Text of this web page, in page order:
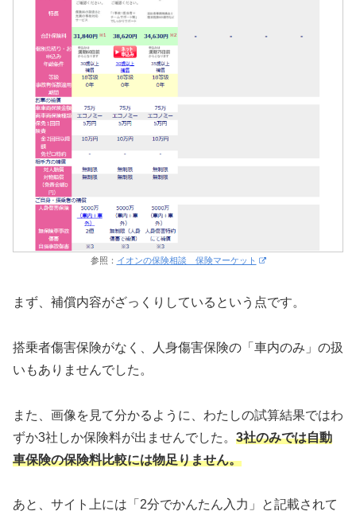
参照： イオンの保険相談 保険マーケット
まず、補償内容がざっくりしているという点です。
搭乗者傷害保険がなく、人身傷害保険の「車内のみ」の扱
いもありませんでした。
また、画像を見て分かるように、わたしの試算結果ではわ
ずか3社しか保険料が出ませんでした。 3社のみでは自動
車保険の保険料比較には物足りません。
あと、サイト上には「2分でかんたん入力」と記載されて